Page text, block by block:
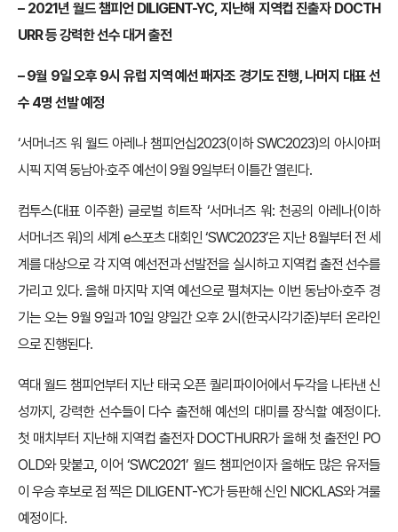
– 2021년 월드 챔피언 DILIGENT-YC, 지난해 지역컵 진출자 DOCTH
URR 등 강력한 선수 대거 출전
– 9월 9일 오후 9시 유럽 지역 예선 패자조 경기도 진행, 나머지 대표 선
수 4명 선발 예정
‘서머너즈 워 월드 아레나 챔피언십2023(이하 SWC2023)의 아시아퍼
시픽 지역 동남아∙호주 예선이 9월 9일부터 이틀간 열린다.
컴투스(대표 이주환) 글로벌 히트작 ‘서머너즈 워: 천공의 아레나(이하
서머너즈 워)의 세계 e스포츠 대회인 ‘SWC2023’은 지난 8월부터 전 세
계를 대상으로 각 지역 예선전과 선발전을 실시하고 지역컵 출전 선수를
가리고 있다. 올해 마지막 지역 예선으로 펼쳐지는 이번 동남아·호주 경
기는 오는 9월 9일과 10일 양일간 오후 2시(한국시각기준)부터 온라인
으로 진행된다.
역대 월드 챔피언부터 지난 태국 오픈 퀄리파이어에서 두각을 나타낸 신
성까지, 강력한 선수들이 다수 출전해 예선의 대미를 장식할 예정이다.
첫 매치부터 지난해 지역컵 출전자 DOCTHURR가 올해 첫 출전인 PO
OLD와 맞붙고, 이어 ‘SWC2021’ 월드 챔피언이자 올해도 많은 유저들
이 우승 후보로 점 찍은 DILIGENT-YC가 등판해 신인 NICKLAS와 겨룰
예정이다.